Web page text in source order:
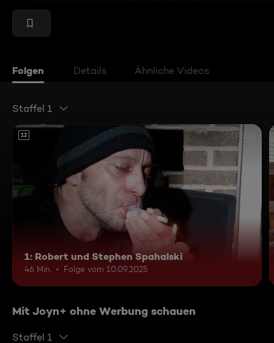
Folgen Details Ähnliche Videos
Staffel 1
12
1: Robert und Stephen Spahalski
46 Min. Folge vom 10.09.2025
Mit Joyn+ ohne Werbung schauen
Staffel 1